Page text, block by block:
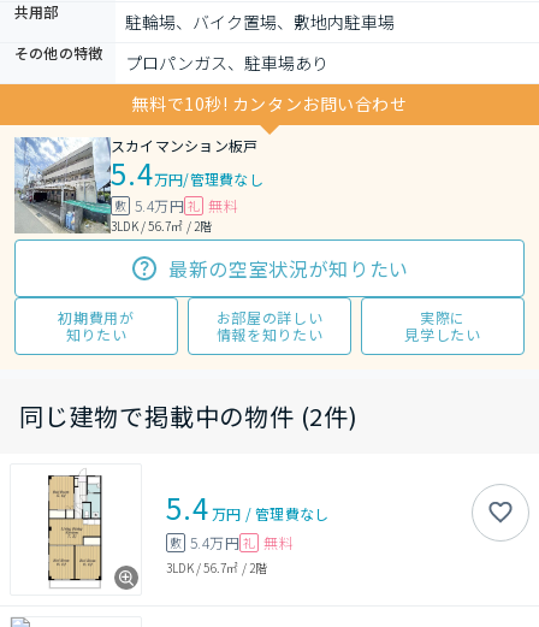
共用部
駐輪場、バイク置場、敷地内駐車場
その他の特徴
プロパンガス、駐車場あり
無料で10秒! カンタンお問い合わせ
スカイマンション板戸
5.4万円/管理費なし
敷 5.4万円 礼 無料
3LDK / 56.7㎡ / 2階
最新の空室状況が知りたい
初期費用が
知りたい
お部屋の詳しい
情報を知りたい
実際に
見学したい
同じ建物で掲載中の物件 (2件)
5.4万円 /管理費なし
敷 5.4万円 礼 無料
3LDK/56.7㎡ / 2階